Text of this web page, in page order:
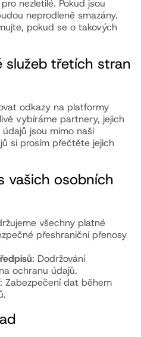
nezletilé. Pokud jsou
neprodleně smazány.
pokud se o takových
služeb třetích stran
odkazy na platformy
vybíráme partnery, jejich
jsou mimo naši
si prosím přečtěte jejich
vašich osobních
všechny platné
přeshraniční přenosy
: Dodržování
ochranu údajů.
: Zabezpečení dat během